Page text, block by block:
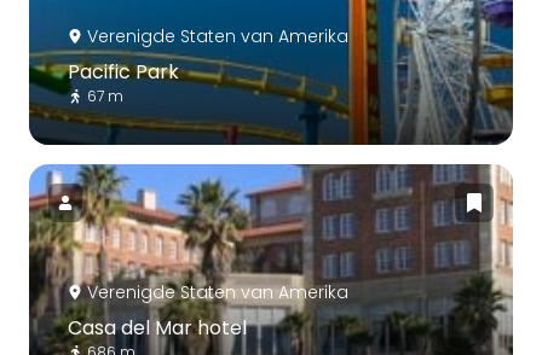
Verenigde Staten van Amerika
Pacific Park
67 m
Verenigde Staten van Amerika
Casa del Mar hotel